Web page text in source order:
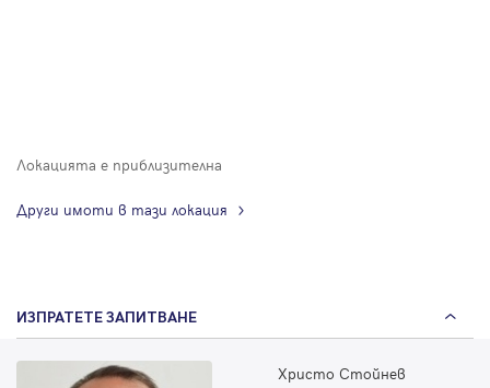
Локацията е приблизителна
Други имоти в тази локация
ИЗПРАТЕТЕ ЗАПИТВАНЕ
Христо Стойнев